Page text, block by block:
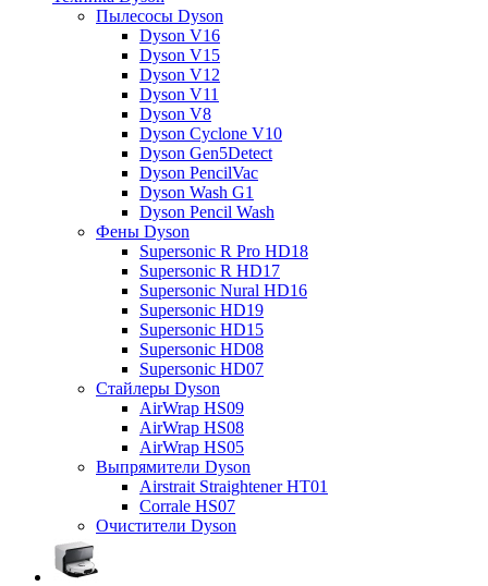
Пылесосы Dyson
Dyson V16
Dyson V15
Dyson V12
Dyson V11
Dyson V8
Dyson Cyclone V10
Dyson Gen5Detect
Dyson PencilVac
Dyson Wash G1
Dyson Pencil Wash
Фены Dyson
Supersonic R Pro HD18
Supersonic R HD17
Supersonic Nural HD16
Supersonic HD19
Supersonic HD15
Supersonic HD08
Supersonic HD07
Стайлеры Dyson
AirWrap HS09
AirWrap HS08
AirWrap HS05
Выпрямители Dyson
Airstrait Straightener HT01
Corrale HS07
Очистители Dyson